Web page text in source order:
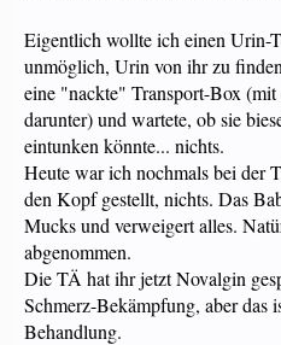
Eigentlich wollte ich einen Urin-
unmöglich, Urin von ihr zu
eine "nackte" Transport-Box
darunter) und wartete, ob sie
eintunken könnte... nichts.
Heute war ich nochmals bei der
den Kopf gestellt, nichts. Das
Mucks und verweigert alles.
abgenommen.
Die TÄ hat ihr jetzt Novalgin
Schmerz-Bekämpfung, aber das
Behandlung.